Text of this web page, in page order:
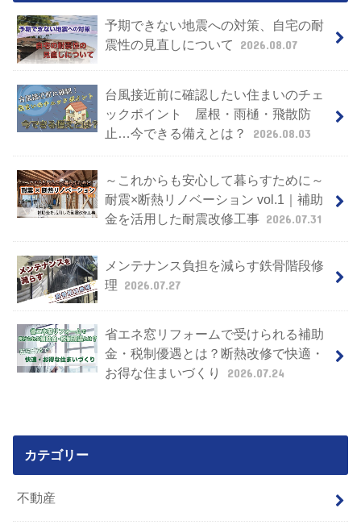
予期できない地震への対策、自宅の耐
震性の見直しについて
2026.08.07
台風接近前に確認したい住まいのチェ
ックポイント 屋根・雨樋・飛散防
止…今できる備えとは？
2026.08.03
～これからも安心して暮らすために～
耐震×断熱リノベーション vol.1｜補助
金を活用した耐震改修工事 2026.07.31
メンテナンス負担を減らす鉄骨階段修
理 2026.07.27
省エネ窓リフォームで受けられる補助
金・税制優遇とは？断熱改修で快適・
お得な住まいづくり
2026.07.24
カテゴリー
不動産